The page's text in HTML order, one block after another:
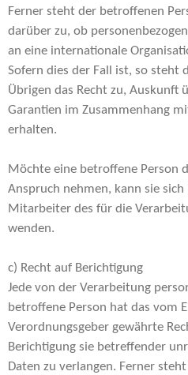
Ferner steht der betroffenen
darüber zu, ob
an eine internationale
Sofern dies der Fall ist, so steht
Übrigen das Recht zu, Auskunft
Garantien im Zusammenhang
erhalten.
Möchte eine betroffene Person
Anspruch nehmen, kann sie
Mitarbeiter des für die
wenden.
c) Recht auf Berichtigung
Jede von der Verarbeitung
betroffene Person hat das vom
Verordnungsgeber gewährte
Berichtigung sie betreffender
Daten zu verlangen. Ferner